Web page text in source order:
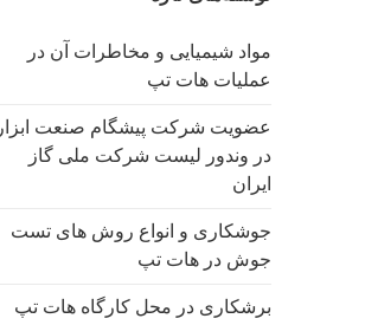
ا
ی
مواد شیمیایی و مخاطرات آن در
عملیات هات تپ
عضویت شرکت پیشگام صنعت ابزار
در وندور لیست شرکت ملی گاز
ایران
جوشکاری و انواع روش های تست
جوش در هات تپ
برشکاری در محل کارگاه هات تپ